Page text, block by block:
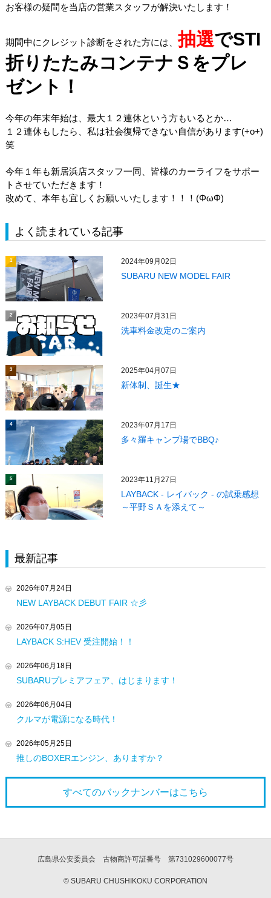
お客様の疑問を当店の営業スタッフが解決いたします！
期間中にクレジット診断をされた方には、抽選でSTI
折りたたみコンテナＳをプレ
ゼント！
今年の年末年始は、最大１２連休という方もいるとか…
１２連休もしたら、私は社会復帰できない自信があります(+o+)
笑
今年１年も新居浜店スタッフ一同、皆様のカーライフをサポー
トさせていただきます！
改めて、本年も宜しくお願いいたします！！！(ΦωΦ)
よく読まれている記事
1 2024年09月02日
SUBARU NEW MODEL FAIR
2 2023年07月31日
洗車料金改定のご案内
3 2025年04月07日
新体制、誕生★
4 2023年07月17日
多々羅キャンプ場でBBQ♪
5 2023年11月27日
LAYBACK - レイバック - の試乗感想
～平野ＳＡを添えて～
最新記事
2026年07月24日
NEW LAYBACK DEBUT FAIR ☆彡
2026年07月05日
LAYBACK S:HEV 受注開始！！
2026年06月18日
SUBARUプレミアフェア、はじまります！
2026年06月04日
クルマが電源になる時代！
2026年05月25日
推しのBOXERエンジン、ありますか？
すべてのバックナンバーはこちら
広島県公安委員会 古物商許可証番号 第731029600077号
© SUBARU CHUSHIKOKU CORPORATION